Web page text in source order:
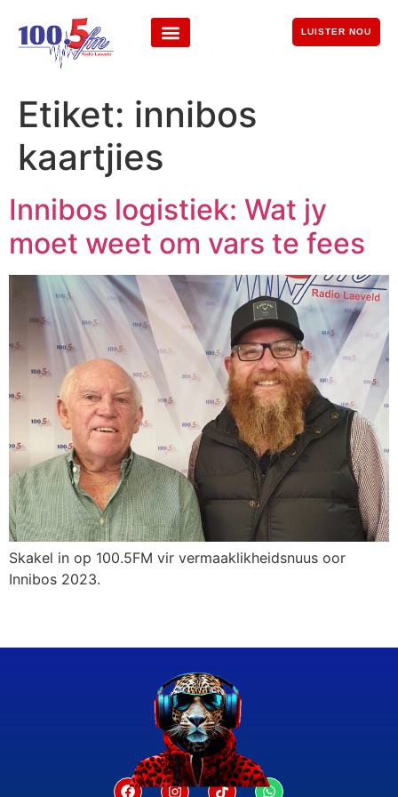
LUISTER NOU
Etiket: innibos
kaartjies
Innibos logistiek: Wat jy
moet weet om vars te fees
Skakel in op 100.5FM vir vermaaklikheidsnuus oor
Innibos 2023.